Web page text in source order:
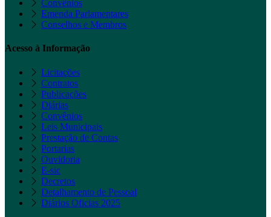
Convênios
Emenda Parlamentares
Conselhos e Membros
Acesso à Informação
Licitações
Contratos
Publicações
Diárias
Convênios
Leis Municipais
Prestação de Contas
Portarias
Ouvidoria
E-sic
Decretos
Detalhamento de Pessoal
Diários Oficias 2025